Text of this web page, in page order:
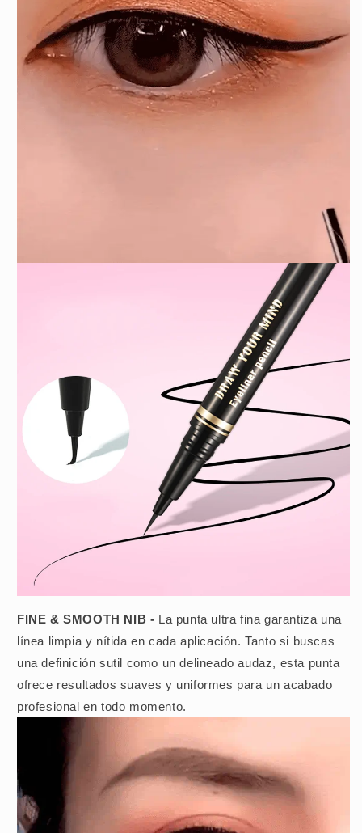
FINE & SMOOTH NIB - La punta ultra fina garantiza una
línea limpia y nítida en cada aplicación. Tanto si buscas
una definición sutil como un delineado audaz, esta punta
ofrece resultados suaves y uniformes para un acabado
profesional en todo momento.